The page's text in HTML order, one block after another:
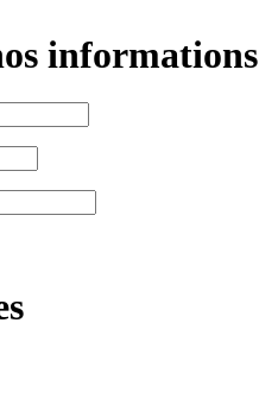
informations